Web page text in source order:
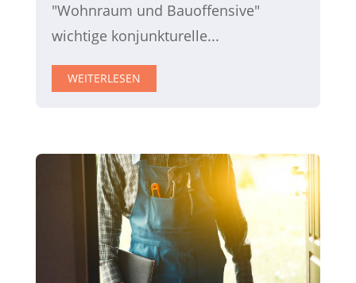
"Wohnraum und Bauoffensive"
wichtige konjunkturelle...
WEITERLESEN